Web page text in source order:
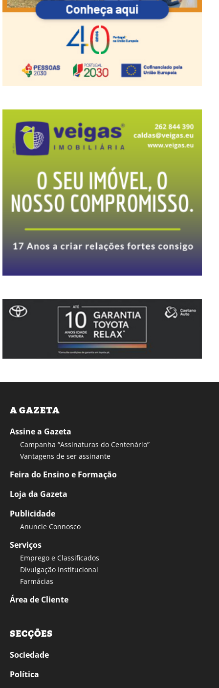
A GAZETA
Assine a Gazeta
Campanha “Assinaturas do Centenário”
Vantagens de ser assinante
Feira do Ensino e Formação
Loja da Gazeta
Publicidade
Anuncie Connosco
Serviços
Emprego e Classificados
Divulgação Institucional
Farmácias
Área de Cliente
SECÇÕES
Sociedade
Política